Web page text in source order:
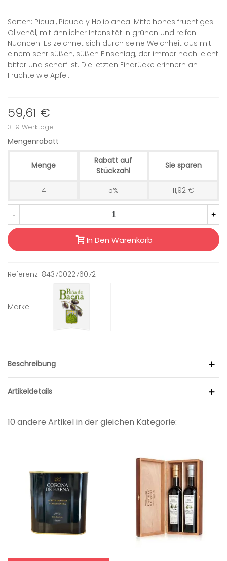
Sorten: Picual, Picuda y Hojiblanca. Mittelhohes fruchtiges
Olivenöl, mit ähnlicher Intensität in grünen und reifen
Nuancen. Es zeichnet sich durch seine Weichheit aus mit
einem sehr süßen, süßen Einschlag, der immer noch leicht
bitter und scharf ist. Die letzten Eindrücke erinnern an
Früchte wie Äpfel.
59,61 €
3-9 Werktage
Mengenrabatt
Menge
Rabatt auf
Stückzahl
Sie sparen
4 5% 11,92 €
- +
In Den Warenkorb
Referenz: 8437002276072
Marke:
Beschreibung
Artikeldetails
10 andere Artikel in der gleichen Kategorie: